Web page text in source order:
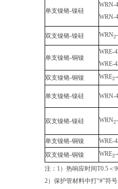
单支镍铬-镍硅
WRN-
WRN-
双支镍铬-镍硅 WRN2
单支镍铬-铜镍
WRE-
WRE-
双支镍铬-铜镍
WRE2-
单支镍铬-镍硅 WRN-
双支镍铬-镍硅 WRN2
单支镍铬-铜镍
WRE-
双支镍铬-铜镍
WRE2-
注：1）热响应时间T0.5＜
2）保护管材料中打“#”符